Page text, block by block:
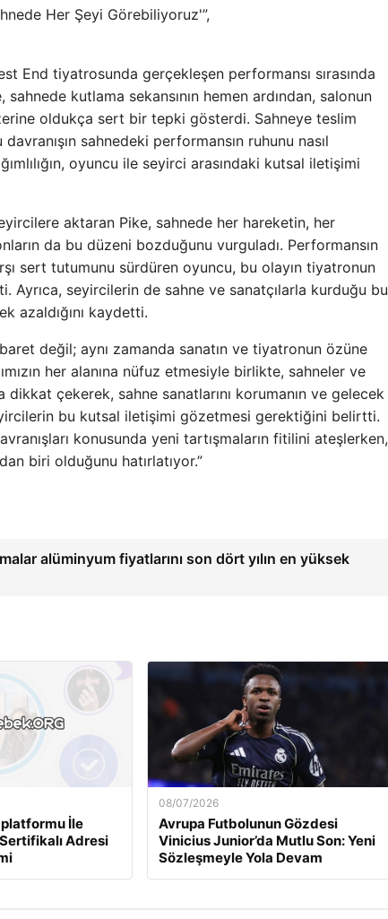
Her Şeyi Görebiliyoruz'”,
End tiyatrosunda gerçekleşen performansı sırasında
kutlama sekansının hemen ardından, salonun
oldukça sert bir tepki gösterdi. Sahneye teslim
sahnedeki performansın ruhunu nasıl
oyuncu ile seyirci arasındaki kutsal iletişimi
aktaran Pike, sahnede her hareketin, her
da bu düzeni bozduğunu vurguladı. Performansın
sert tutumunu sürdüren oyuncu, bu olayın tiyatronun
seyircilerin de sahne ve sanatçılarla kurduğu bu
azaldığını kaydetti.
değil; aynı zamanda sanatın ve tiyatronun özüne
her alanına nüfuz etmesiyle birlikte, sahneler ve
çekerek, sahne sanatlarını korumanın ve gelecek
bu kutsal iletişimi gözetmesi gerektiğini belirtti.
konusunda yeni tartışmaların fitilini ateşlerken,
biri olduğunu hatırlatıyor.”
alüminyum fiyatlarını son dört yılın en yüksek
İle
Adresi
08/07/2026
Avrupa Futbolunun Gözdesi
Vinicius Junior’da Mutlu Son: Yeni
Sözleşmeyle Yola Devam